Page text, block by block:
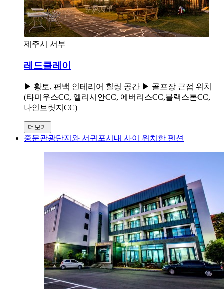
제주시 서부
레드클레이
▶ 황토, 편백 인테리어 힐링 공간 ▶ 골프장 근접 위치
(타미우스CC, 엘리시안CC, 에버리스CC,블랙스톤CC,
나인브릿지CC)
더보기
중문관광단지와 서귀포시내 사이 위치한 펜션